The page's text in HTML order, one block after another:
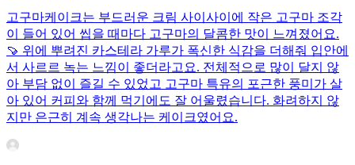
고구마케이크는 부드러운 크림 사이사이에 작은 고구마 조각
이 들어 있어 씹을 때마다 고구마의 달콤한 맛이 느껴졌어요.
🍠 위에 뿌려진 카스테라 가루가 폭신한 식감을 더해줘 입안에
서 사르르 녹는 느낌이 좋더라고요. 전체적으로 많이 달지 않
아 부담 없이 즐길 수 있었고 고구마 특유의 포근한 풍미가 살
아 있어 커피와 함께 먹기에도 잘 어울렸습니다. 화려하지 않
지만 은근히 계속 생각나는 케이크였어요.